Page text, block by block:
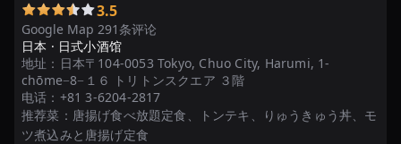
Google Map 291条评论
3.5
日本 · 日式小酒馆
地址： 日本〒104-0053 Tokyo, Chuo City, Harumi, 1-
chōme−8−１６ トリトンスクエア ３階
电话： +81 3-6204-2817
推荐菜： 唐揚げ食べ放題定食、トンテキ、りゅうきゅう丼、モ
ツ煮込みと唐揚げ定食